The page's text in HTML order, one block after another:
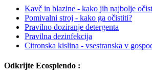
Kavč in blazine - kako jih najbolje
Pomivalni stroj - kako ga očistiti?
Pravilno doziranje detergenta
Pravilna dezinfekcija
Citronska kislina - vsestranska v
Odkrijte Ecosplendo :